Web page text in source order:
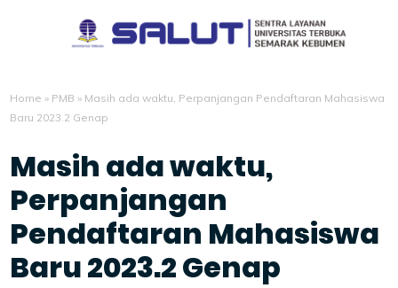
Home » PMB » Masih ada waktu, Perpanjangan Pendaftaran Mahasiswa
Baru 2023.2 Genap
Masih ada waktu,
Perpanjangan
Pendaftaran Mahasiswa
Baru 2023.2 Genap